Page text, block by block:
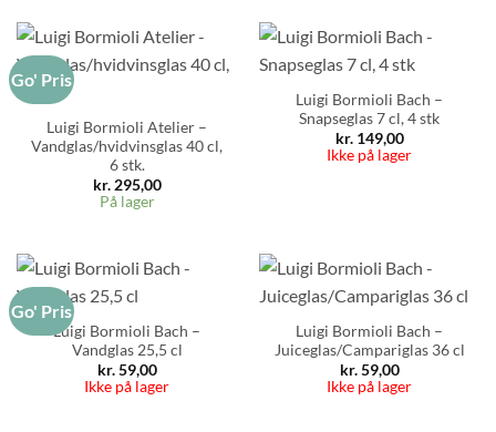
Go' Pris
Luigi Bormioli Atelier –
Vandglas/hvidvinsglas 40 cl,
6 stk.
kr.295,00
På lager
Luigi Bormioli Bach –
Snapseglas 7 cl, 4 stk
kr.149,00
Ikke på lager
Go' Pris
Luigi Bormioli Bach –
Vandglas 25,5 cl
kr.59,00
Ikke på lager
Luigi Bormioli Bach –
Juiceglas/Campariglas 36 cl
kr.59,00
Ikke på lager